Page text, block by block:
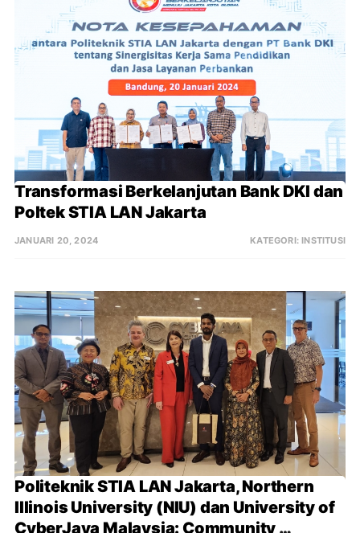
Transformasi Berkelanjutan Bank DKI dan
Poltek STIA LAN Jakarta
JANUARI 20, 2024 KATEGORI:INSTITUSI
Politeknik STIA LAN Jakarta, Northern
Illinois University (NIU) dan University of
CyberJaya Malaysia: Community